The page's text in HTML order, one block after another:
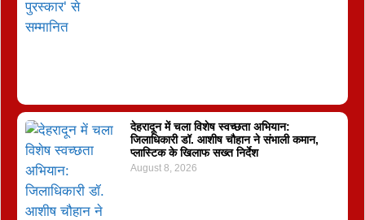
देहरादून में चला विशेष स्वच्छता अभियान:
जिलाधिकारी डॉ. आशीष चौहान ने संभाली कमान,
प्लास्टिक के खिलाफ सख्त निर्देश
August 8, 2026